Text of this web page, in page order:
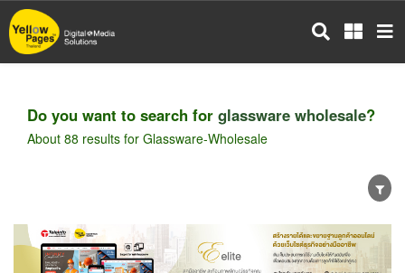
Skip
to
main
Do you want to search for glassware wholesale?
About 88 results for Glassware-Wholesale
Wholesale Retail Manufacturer
Dealer